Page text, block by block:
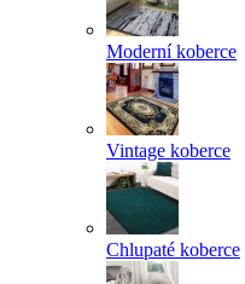
Moderní koberce
Vintage koberce
Chlupaté koberce